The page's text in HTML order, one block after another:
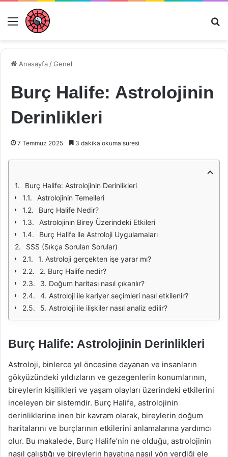
Menü
Anasayfa /Genel
Burç Halife: Astrolojinin
Derinlikleri
7 Temmuz 2025 3 dakika okuma süresi
Burç Halife: Astrolojinin Derinlikleri
Astrolojinin Temelleri
Burç Halife Nedir?
Astrolojinin Birey Üzerindeki Etkileri
Burç Halife ile Astroloji Uygulamaları
SSS (Sıkça Sorulan Sorular)
1. Astroloji gerçekten işe yarar mı?
2. Burç Halife nedir?
3. Doğum haritası nasıl çıkarılır?
4. Astroloji ile kariyer seçimleri nasıl etkilenir?
5. Astroloji ile ilişkiler nasıl analiz edilir?
Burç Halife: Astrolojinin Derinlikleri
Astroloji, binlerce yıl öncesine dayanan ve insanların
gökyüzündeki yıldızların ve gezegenlerin konumlarının,
bireylerin kişilikleri ve yaşam olayları üzerindeki etkilerini
inceleyen bir sistemdir. Burç Halife, astrolojinin
derinliklerine inen bir kavram olarak, bireylerin doğum
haritalarını ve burçlarının etkilerini anlamalarına yardımcı
olur. Bu makalede, Burç Halife’nin ne olduğu, astrolojinin
nasıl çalıştığı ve bireylerin hayatına nasıl yön verdiği ele